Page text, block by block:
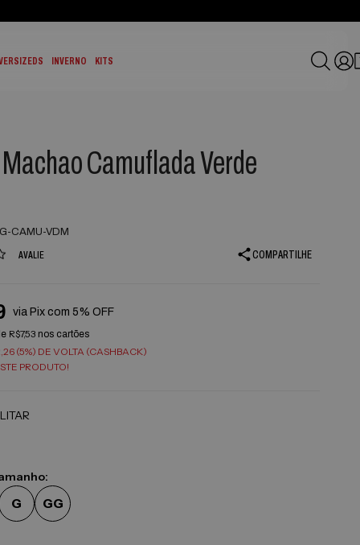
INVERNO KITS
Camuflada Verde
CAMU-VDM
AVALIE COMPARTILHE
via Pix com 5% OFF
R$7,53 nos cartões
(5%) DE VOLTA (CASHBACK)
PRODUTO!
G GG